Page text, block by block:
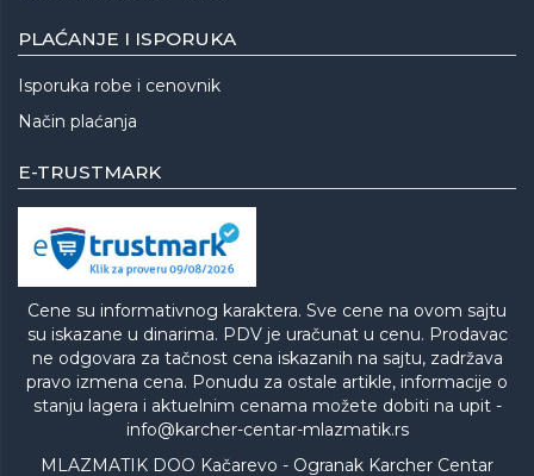
PLAĆANJE I ISPORUKA
Isporuka robe i cenovnik
Način plaćanja
E-TRUSTMARK
Cene su informativnog karaktera. Sve cene na ovom sajtu
su iskazane u dinarima. PDV je uračunat u cenu. Prodavac
ne odgovara za tačnost cena iskazanih na sajtu, zadržava
pravo izmena cena. Ponudu za ostale artikle, informacije o
stanju lagera i aktuelnim cenama možete dobiti na upit -
info@karcher-centar-mlazmatik.rs
MLAZMATIK DOO Kačarevo - Ogranak Karcher Centar